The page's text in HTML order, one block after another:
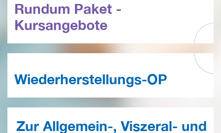
Rundum Paket -
Kursangebote
Wiederherstellungs-OP
Zur Allgemein-, Viszeral- und